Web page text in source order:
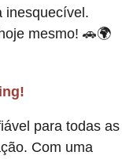
inesquecível.
mesmo! 🚗🌍
para todas as
Com uma